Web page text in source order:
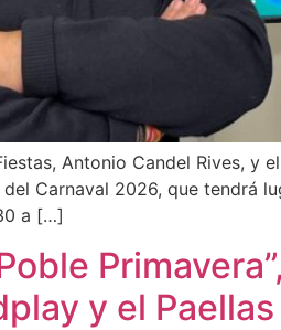
Antonio Candel Rives, y
Carnaval 2026, que tendrá
a […]
y el